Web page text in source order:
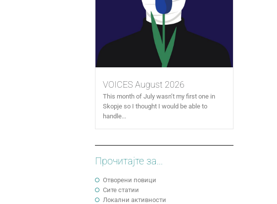
VOICES August 2026
This month of July wasn’t my first one in
Skopje so I thought I would be able to
handle...
Прочитајте за...
Отворени повици
Сите статии
Локални активности